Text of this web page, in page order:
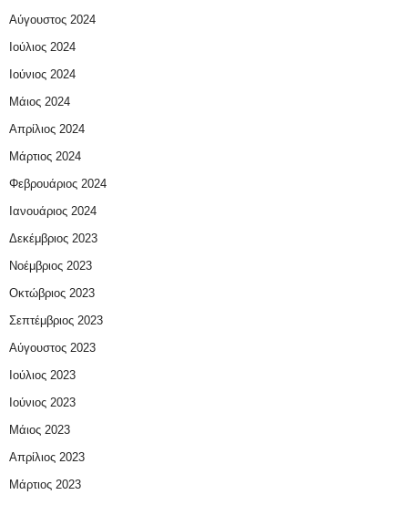
Αύγουστος 2024
Ιούλιος 2024
Ιούνιος 2024
Μάιος 2024
Απρίλιος 2024
Μάρτιος 2024
Φεβρουάριος 2024
Ιανουάριος 2024
Δεκέμβριος 2023
Νοέμβριος 2023
Οκτώβριος 2023
Σεπτέμβριος 2023
Αύγουστος 2023
Ιούλιος 2023
Ιούνιος 2023
Μάιος 2023
Απρίλιος 2023
Μάρτιος 2023